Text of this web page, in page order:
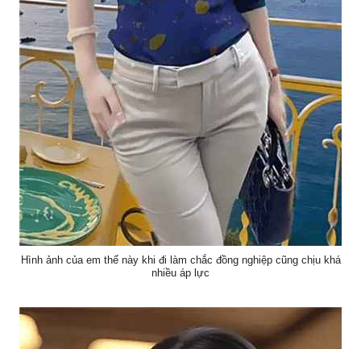
Hình ảnh của em thế này khi đi làm chắc đồng nghiệp cũng chịu khá
nhiều áp lực